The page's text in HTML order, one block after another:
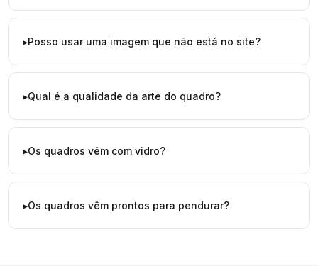
Posso usar uma imagem que não está no site?
Qual é a qualidade da arte do quadro?
Os quadros vêm com vidro?
Os quadros vêm prontos para pendurar?